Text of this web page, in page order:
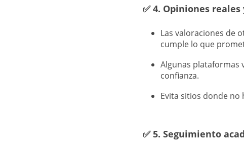
✅4. Opiniones
Las valoraciones de
cumple lo que
Algunas plataformas
confianza.
Evita sitios donde
✅5. Seguimiento